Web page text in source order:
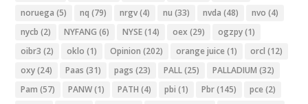
noruega (5) nq (79) nrgv(4) nu (33) nvda (48) nvo (4)
nycb (2) NYFANG (6) NYSE(14) oex (29) ogzpy(1)
oibr3 (2) oklo (1) Opinion (202) orange juice (1) orcl (12)
oxy(24) Paas (31) pags (23) PALL(25) PALLADIUM (32)
Pam (57) PANW(1) PATH (4) pbi (1) Pbr(145) pce (2)